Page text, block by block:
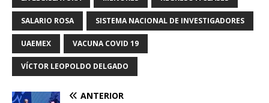
SALARIO ROSA SISTEMA NACIONAL DE INVESTIGADORES
UAEMEX VACUNA COVID 19
VÍCTOR LEOPOLDO DELGADO
ANTERIOR